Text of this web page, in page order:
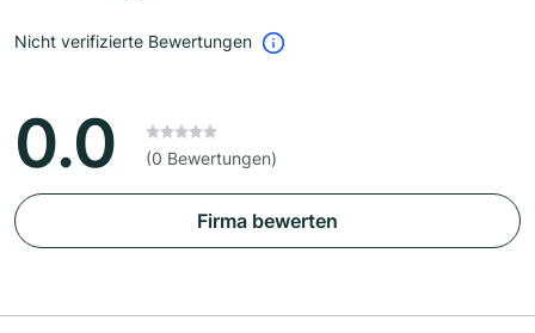
Nicht verifizierte Bewertungen
0.0 (0 Bewertungen)
Firma bewerten